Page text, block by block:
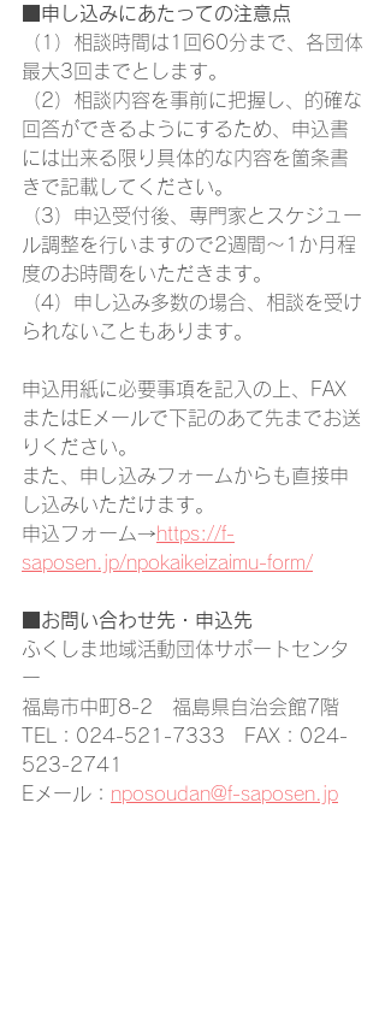
■申し込みにあたっての注意点
（1）相談時間は1回60分まで、各団体
最大3回までとします。
（2）相談内容を事前に把握し、的確な
回答ができるようにするため、申込書
には出来る限り具体的な内容を箇条書
きで記載してください。
（3）申込受付後、専門家とスケジュー
ル調整を行いますので2週間～1か月程
度のお時間をいただきます。
（4）申し込み多数の場合、相談を受け
られないこともあります。
申込用紙に必要事項を記入の上、FAX
またはEメールで下記のあて先までお送
りください。
また、申し込みフォームからも直接申
し込みいただけます。
申込フォーム→https://f-
saposen.jp/npokaikeizaimu-form/
■お問い合わせ先・申込先
ふくしま地域活動団体サポートセンタ
ー
福島市中町8-2　福島県自治会館7階
TEL：024-521-7333　FAX：024-
523-2741
Eメール： nposoudan@f-saposen.jp